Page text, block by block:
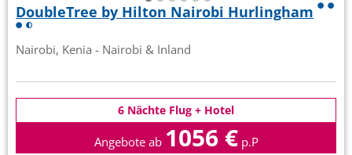
DoubleTree by Hilton Nairobi Hurlingham
Nairobi, Kenia - Nairobi & Inland
6 Nächte Flug + Hotel
Angebote ab 1056 € p.P